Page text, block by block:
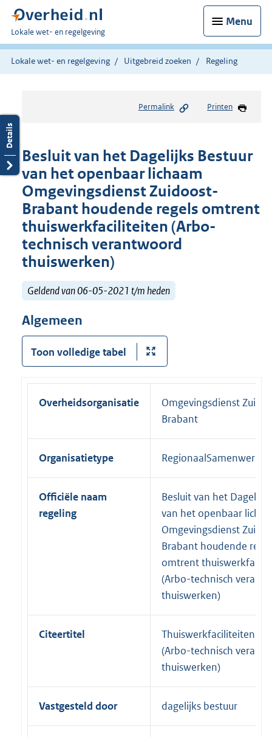
Menu
U
bent
hier:
Lokale wet- en regelgeving
Lokale wet- en regelgeving Uitgebreid zoeken Regeling
Permalink Printen
Besluit van het Dagelijks Bestuur
van het openbaar lichaam
Omgevingsdienst Zuidoost-
Brabant houdende regels omtrent
thuiswerkfaciliteiten (Arbo-
technisch verantwoord
thuiswerken)
Geldend van 06-05-2021 t/m heden
Algemeen
Toon volledige tabel
Overheidsorganisatie
Omgevingsdienst
Brabant
Organisatietype
Officiële naam
regeling
Besluit van het
van het openbaar
Omgevingsdienst
Brabant houdende
omtrent
(Arbo-technisch
thuiswerken)
Citeertitel
(Arbo-technisch
thuiswerken)
Vastgesteld door dagelijks bestuur